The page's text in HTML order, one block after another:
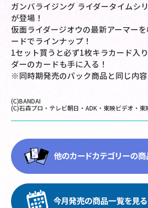
ガンバライジング ライダータイムシ
が登場！
仮面ライダージオウの最新アーマー
ードでラインナップ！
1セット買うと必ず1枚キラカード入
ダーのカードも手に入る！
※同時期発売のパック商品と同じ内容
(C)BANDAI
(C)石森プロ・テレビ朝日・ADK・東映ビデオ・東